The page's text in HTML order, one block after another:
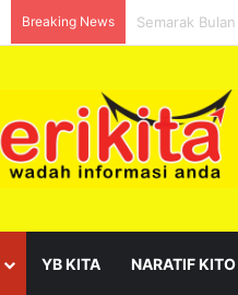
Breaking News Pelantikan
YB KITA NARATIF KITO